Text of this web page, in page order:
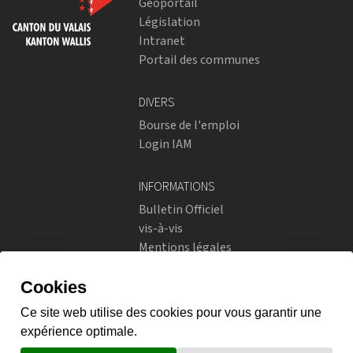
Législation
Intranet
Portail des communes
DIVERS
Bourse de l'emploi
Login IAM
INFORMATIONS
Bulletin Officiel
vis-à-vis
Mentions légales